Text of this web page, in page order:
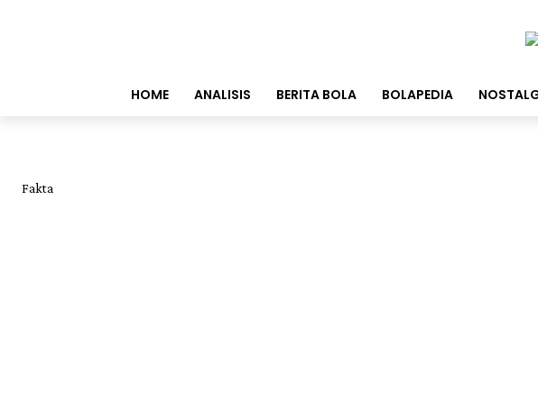
HOME ANALISIS BERITA BOLA BOLAPEDIA
Fakta